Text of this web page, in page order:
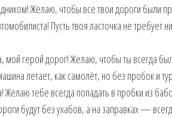
Желаю, чтобы все твои дороги были
Пусть твоя ласточка не требует
мой герой дорог! Желаю, чтобы ты всегда
летает, как самолёт, но без пробок и
Желаю тебе всегда попадать в пробки из
будут без ухабов, а на заправках —